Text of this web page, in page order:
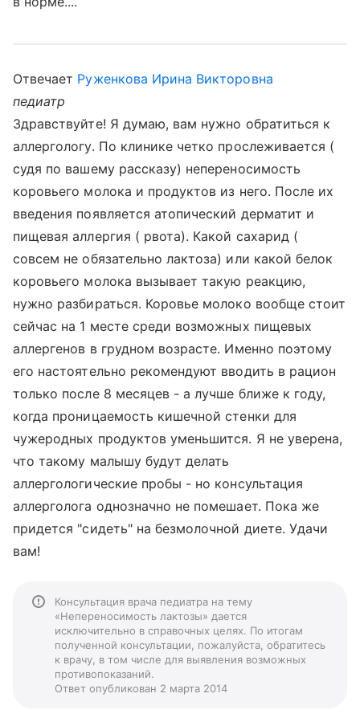
Отвечает Руженкова Ирина Викторовна
педиатр
Здравствуйте! Я думаю, вам нужно обратиться к
аллергологу. По клинике четко прослеживается (
судя по вашему рассказу) непереносимость
коровьего молока и продуктов из него. После их
введения появляется атопический дерматит и
пищевая аллергия ( рвота). Какой сахарид (
совсем не обязательно лактоза) или какой белок
коровьего молока вызывает такую реакцию,
нужно разбираться. Коровье молоко вообще стоит
сейчас на 1 месте среди возможных пищевых
аллергенов в грудном возрасте. Именно поэтому
его настоятельно рекомендуют вводить в рацион
только после 8 месяцев - а лучше ближе к году,
когда проницаемость кишечной стенки для
чужеродных продуктов уменьшится. Я не уверена,
что такому малышу будут делать
аллергологические пробы - но консультация
аллерголога однозначно не помешает. Пока же
придется "сидеть" на безмолочной диете. Удачи
вам!
Консультация врача педиатра на тему
«Непереносимость лактозы» дается
исключительно в справочных целях. По итогам
полученной консультации, пожалуйста, обратитесь
к врачу, в том числе для выявления возможных
противопоказаний.
Ответ опубликован 2 марта 2014